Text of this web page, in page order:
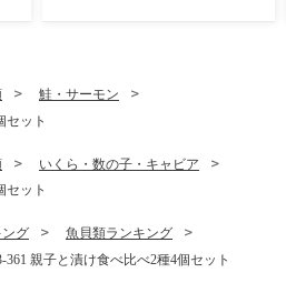
鮭・サーモン
セット
いくら・数の子・キャビア
セット
ング
魚貝類ランキング
361 親子と漬け食べ比べ2種4個セット